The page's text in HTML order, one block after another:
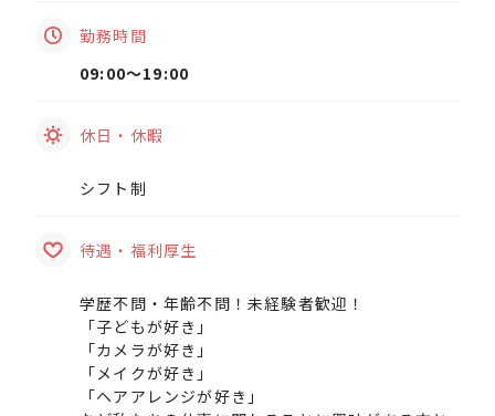
勤務時間
09:00〜19:00
休日・休暇
シフト制
待遇・福利厚生
学歴不問・年齢不問！未経験者歓迎！
「子どもが好き」
「カメラが好き」
「メイクが好き」
「ヘアアレンジが好き」